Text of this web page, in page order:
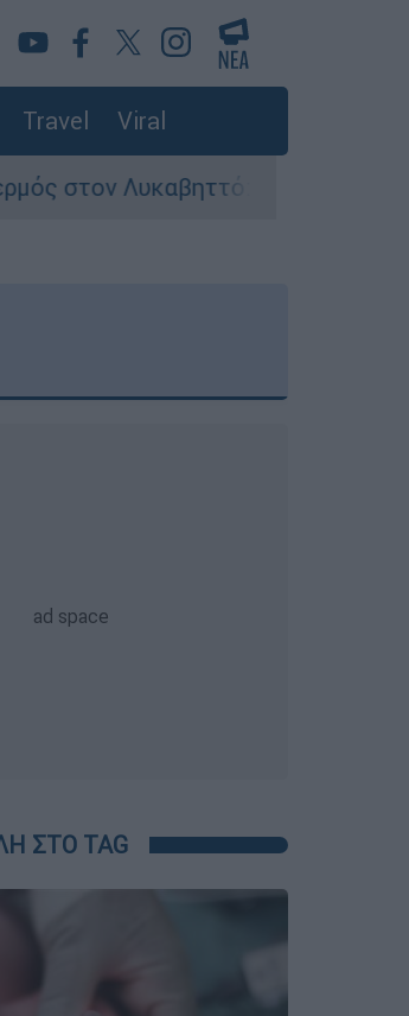
Travel Viral
Σορός σε προχωρημένη
ΣΤΟ TAG